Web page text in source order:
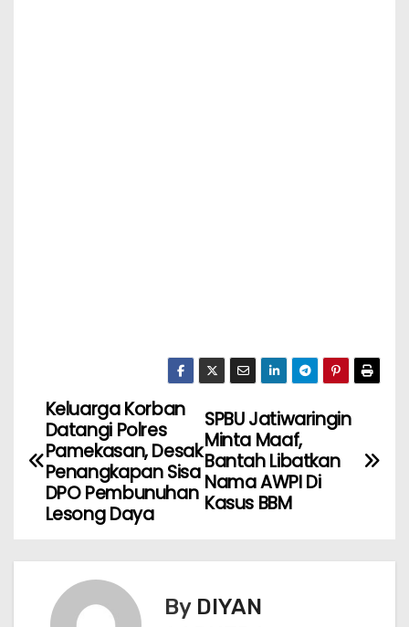
SPBU Jatiwaringin
Minta Maaf,
Bantah Libatkan
Nama AWPI Di
Kasus BBM
Keluarga Korban
Datangi Polres
Pamekasan, Desak
Penangkapan Sisa
DPO Pembunuhan
Lesong Daya
By DIYAN